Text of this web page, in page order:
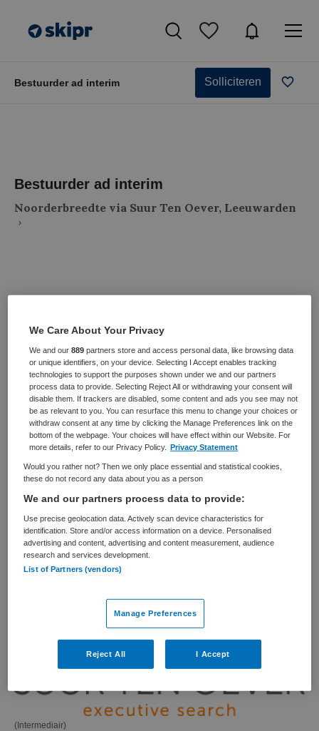
Bestuurder ad interim Solliciteren
Bestuurder ad interim
Noorderbreedte via Suur Ten Oever, Leeuwarden
Zorgmanagement Bestuurder
BRANCHE
Overige
AANSTELLING
Tijdelijk dienstverband
PLAATSINGSDATUM
12 mei 2026
NIVEAU
WO
Fulltime
Vacature niet beschikbaar
Deze vacature Bestuurder ad interim bij Noorderbreedte
via Suur Ten Oever is niet meer actueel. Hieronder staan
enkele vergelijkbare vacatures die voor u wellicht
(Intermediair)
We Care About Your Privacy
We and our889 partners store and access personal data, like browsing data
or unique identifiers, on your device. Selecting I Accept enables tracking
technologies to support the purposes shown under we and our partners
process data to provide. Selecting Reject All or withdrawing your consent will
disable them. If trackers are disabled, some content and ads you see may not
be as relevant to you. You can resurface this menu to change your choices or
withdraw consent at any time by clicking the Manage Preferences link on the
bottom of the webpage. Your choices will have effect within our Website. For
more details, refer to our Privacy Policy.
Privacy Statement
Would you rather not? Then we only place essential and statistical cookies,
these do not record any data about you as a person
We and our partners process data to provide:
Use precise geolocation data. Actively scan device characteristics for
identification. Store and/or access information on a device. Personalised
advertising and content, advertising and content measurement, audience
research and services development.
List of Partners (vendors)
Manage Preferences
Reject All I Accept